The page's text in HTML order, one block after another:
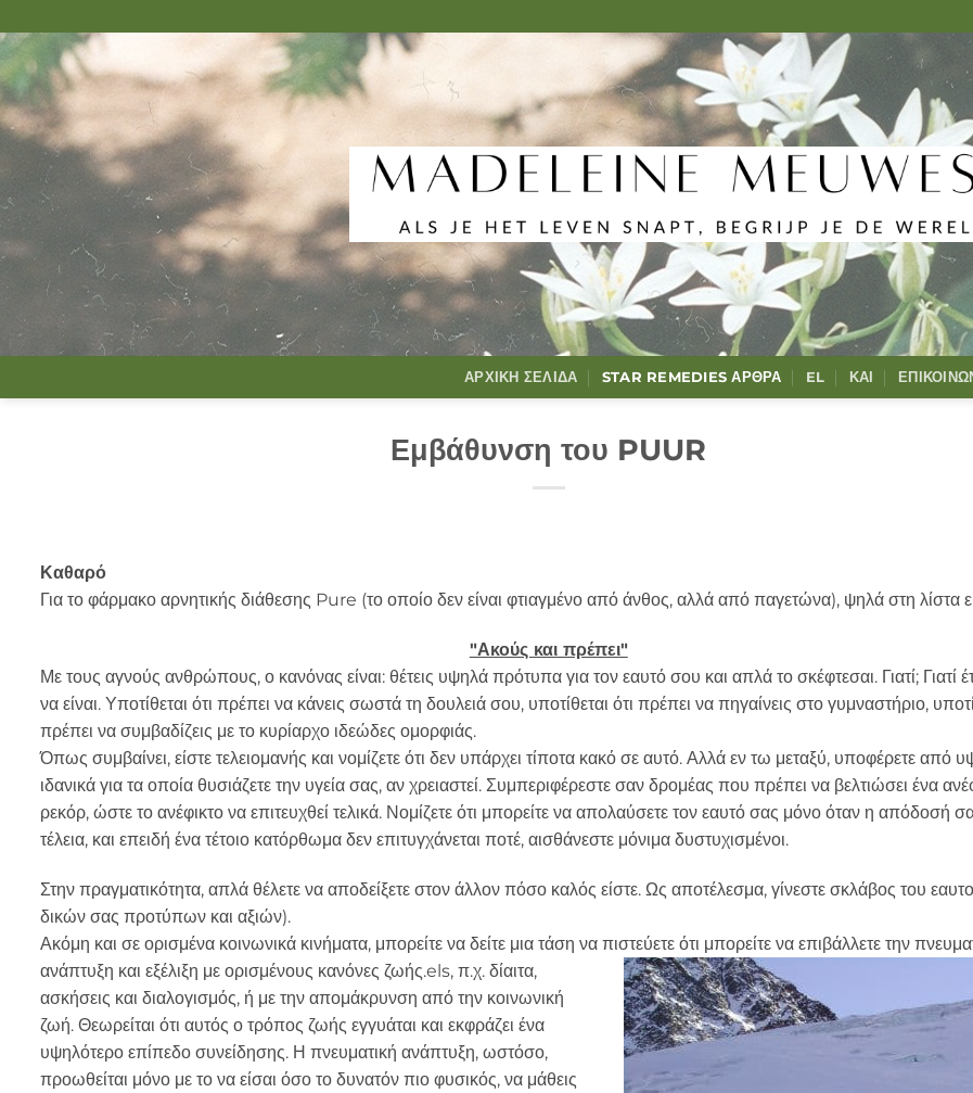
στο
περιεχόμενο
ΑΡΧΙΚΉ ΣΕΛΊΔΑ STAR REMEDIES ΆΡΘΡΑ EL ΚΑΙ
Εμβάθυνση του PUUR
Καθαρό
Για το φάρμακο αρνητικής διάθεσης Pure (το οποίο δεν είναι φτιαγμένο από άνθος, αλλά από παγετώνα), ψηλά στη λίστα
"Ακούς και πρέπει"
Με τους αγνούς ανθρώπους, ο κανόνας είναι: θέτεις υψηλά πρότυπα για τον εαυτό σου και απλά το σκέφτεσαι. Γιατί; Γιατί
να είναι. Υποτίθεται ότι πρέπει να κάνεις σωστά τη δουλειά σου, υποτίθεται ότι πρέπει να πηγαίνεις στο γυμναστήριο,
πρέπει να συμβαδίζεις με το κυρίαρχο ιδεώδες ομορφιάς.
Όπως συμβαίνει, είστε τελειομανής και νομίζετε ότι δεν υπάρχει τίποτα κακό σε αυτό. Αλλά εν τω μεταξύ, υποφέρετε από
ιδανικά για τα οποία θυσιάζετε την υγεία σας, αν χρειαστεί. Συμπεριφέρεστε σαν δρομέας που πρέπει να βελτιώσει ένα
ρεκόρ, ώστε το ανέφικτο να επιτευχθεί τελικά. Νομίζετε ότι μπορείτε να απολαύσετε τον εαυτό σας μόνο όταν η απόδοσή
τέλεια, και επειδή ένα τέτοιο κατόρθωμα δεν επιτυγχάνεται ποτέ, αισθάνεστε μόνιμα δυστυχισμένοι.
Στην πραγματικότητα, απλά θέλετε να αποδείξετε στον άλλον πόσο καλός είστε. Ως αποτέλεσμα, γίνεστε σκλάβος του
δικών σας προτύπων και αξιών).
Ακόμη και σε ορισμένα κοινωνικά κινήματα, μπορείτε να δείτε μια τάση να πιστεύετε ότι μπορείτε να επιβάλλετε την
ανάπτυξη και εξέλιξη με ορισμένους κανόνες ζωής.els, π.χ. δίαιτα,
ασκήσεις και διαλογισμός, ή με την απομάκρυνση από την κοινωνική
ζωή. Θεωρείται ότι αυτός ο τρόπος ζωής εγγυάται και εκφράζει ένα
υψηλότερο επίπεδο συνείδησης. Η πνευματική ανάπτυξη, ωστόσο,
προωθείται μόνο με το να είσαι όσο το δυνατόν πιο φυσικός, να μάθεις